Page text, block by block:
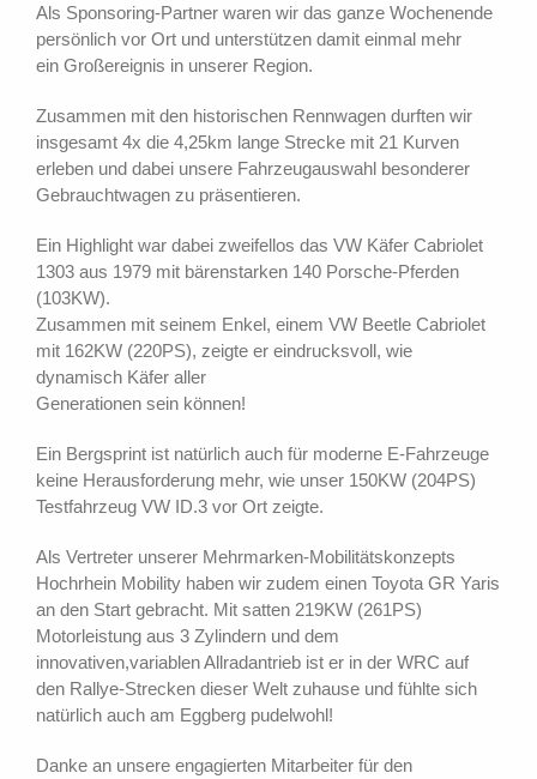
Als Sponsoring-Partner waren wir das ganze Wochenende
persönlich vor Ort und unterstützen damit einmal mehr
ein Großereignis in unserer Region.
Zusammen mit den historischen Rennwagen durften wir
insgesamt 4x die 4,25km lange Strecke mit 21 Kurven
erleben und dabei unsere Fahrzeugauswahl besonderer
Gebrauchtwagen zu präsentieren.
Ein Highlight war dabei zweifellos das VW Käfer Cabriolet
1303 aus 1979 mit bärenstarken 140 Porsche-Pferden
(103KW).
Zusammen mit seinem Enkel, einem VW Beetle Cabriolet
mit 162KW (220PS), zeigte er eindrucksvoll, wie
dynamisch Käfer aller
Generationen sein können!
Ein Bergsprint ist natürlich auch für moderne E-Fahrzeuge
keine Herausforderung mehr, wie unser 150KW (204PS)
Testfahrzeug VW ID.3 vor Ort zeigte.
Als Vertreter unserer Mehrmarken-Mobilitätskonzepts
Hochrhein Mobility haben wir zudem einen Toyota GR Yaris
an den Start gebracht. Mit satten 219KW (261PS)
Motorleistung aus 3 Zylindern und dem
innovativen,variablen Allradantrieb ist er in der WRC auf
den Rallye-Strecken dieser Welt zuhause und fühlte sich
natürlich auch am Eggberg pudelwohl!
Danke an unsere engagierten Mitarbeiter für den